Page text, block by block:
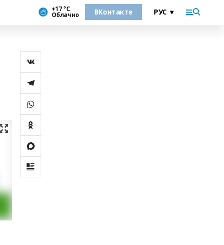
+17 °С
Облачно ВКонтакте